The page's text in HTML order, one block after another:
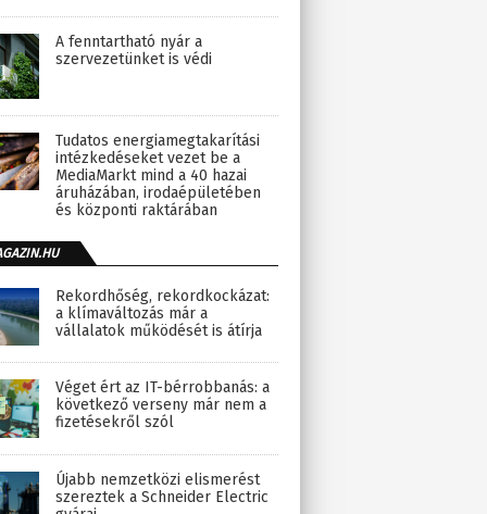
A fenntartható nyár a
szervezetünket is védi
Tudatos energiamegtakarítási
intézkedéseket vezet be a
MediaMarkt mind a 40 hazai
áruházában, irodaépületében
és központi raktárában
Rekordhőség, rekordkockázat:
a klímaváltozás már a
vállalatok működését is átírja
Véget ért az IT-bérrobbanás: a
következő verseny már nem a
fizetésekről szól
Újabb nemzetközi elismerést
szereztek a Schneider Electric